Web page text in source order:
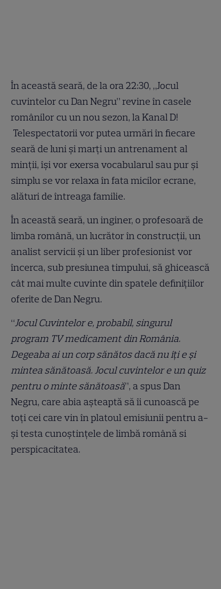
În această seară, de la ora 22:30, „Jocul
cuvintelor cu Dan Negru” revine în casele
românilor cu un nou sezon, la Kanal D!
Telespectatorii vor putea urmări în fiecare
seară de luni și marți un antrenament al
minţii, își vor exersa vocabularul sau pur și
simplu se vor relaxa în fata micilor ecrane,
alături de întreaga familie.
În această seară, un inginer, o profesoară de
limba română, un lucrător în construcții, un
analist servicii și un liber profesionist vor
încerca, sub presiunea timpului, să ghicească
cât mai multe cuvinte din spatele definițiilor
oferite de Dan Negru.
“Jocul Cuvintelor e, probabil, singurul
program TV medicament din România.
Degeaba ai un corp sănătos dacă nu îți e și
mintea sănătoasă. Jocul cuvintelor e un quiz
pentru o minte sănătoasă”, a spus Dan
Negru, care abia așteaptă să îi cunoască pe
toți cei care vin în platoul emisiunii pentru a-
și testa cunoștințele de limbă română si
perspicacitatea.